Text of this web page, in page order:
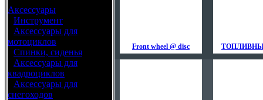
Аксессуары
Инструмент
Аксессуары для
мотоциклов
Спинки, сиденья
Аксессуары для
квадроциклов
Аксессуары для
снегоходов
Front wheel @ disc